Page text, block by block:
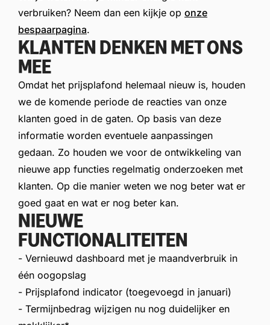
verbruiken? Neem dan een kijkje op onze
bespaarpagina.
KLANTEN DENKEN MET ONS
MEE
Omdat het prijsplafond helemaal nieuw is, houden
we de komende periode de reacties van onze
klanten goed in de gaten. Op basis van deze
informatie worden eventuele aanpassingen
gedaan. Zo houden we voor de ontwikkeling van
nieuwe app functies regelmatig onderzoeken met
klanten. Op die manier weten we nog beter wat er
goed gaat en wat er nog beter kan.
NIEUWE
FUNCTIONALITEITEN
- Vernieuwd dashboard met je maandverbruik in
één oogopslag
- Prijsplafond indicator (toegevoegd in januari)
- Termijnbedrag wijzigen nu nog duidelijker en